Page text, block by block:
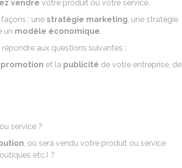
vendre votre produit ou votre service.
: une stratégie marketing, une stratégie
un modèle économique.
aux questions suivantes :
promotion et la publicité de votre entreprise, de
service ?
, où sera vendu votre produit ou service
etc.) ?